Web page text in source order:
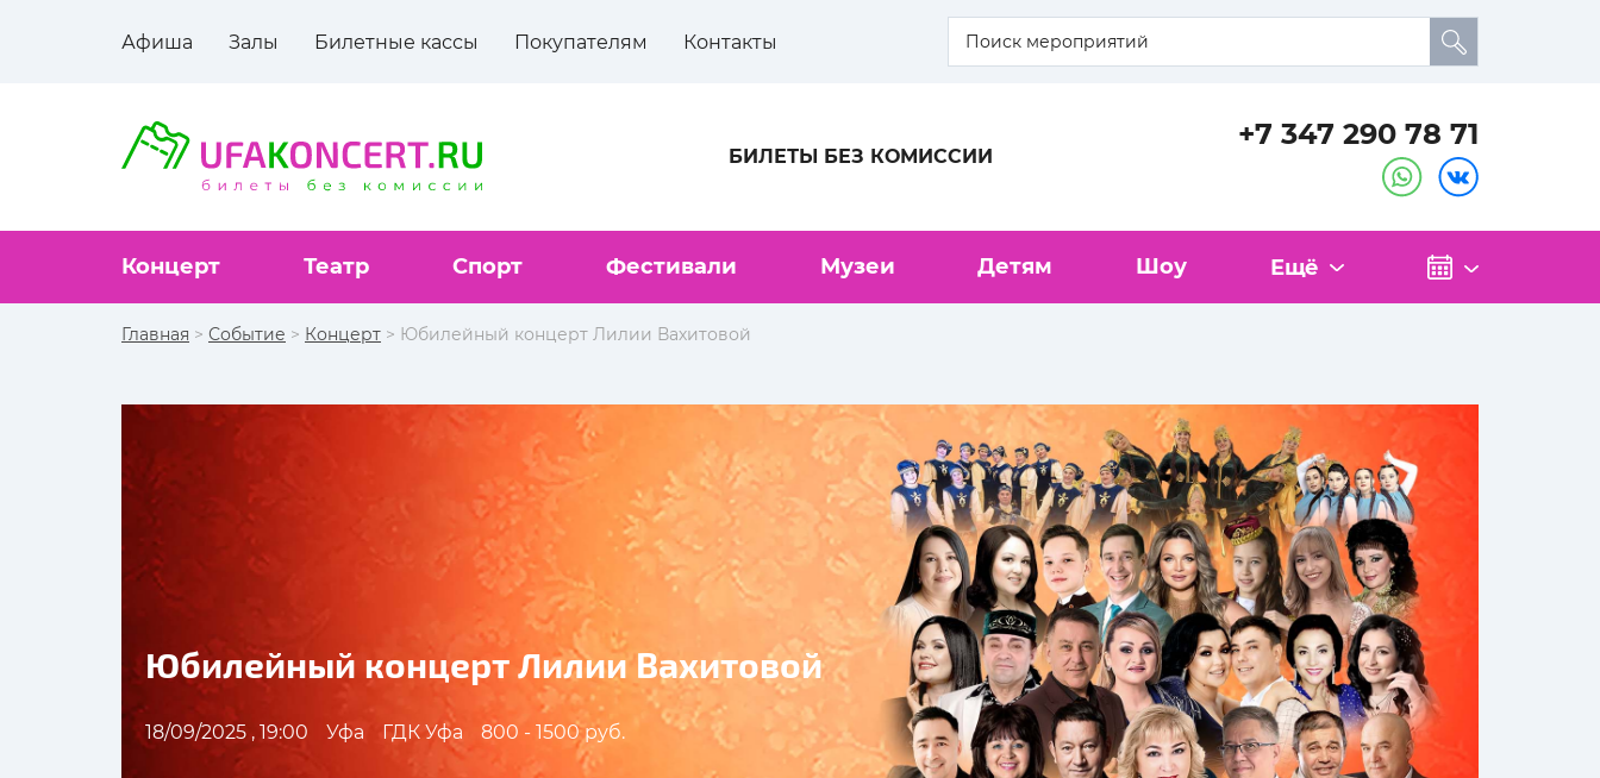
Афиша Залы Билетные кассы Покупателям Контакты
БИЛЕТЫ БЕЗ КОМИССИИ
+7 347 290 78 71
Концерт Театр Спорт Фестивали Музеи Детям Шоу Ещё
Главная > Событие > Концерт > Юбилейный концерт Лилии Вахитовой
Юбилейный концерт Лилии Вахитовой
18/09/2025 , 19:00 Уфа ГДК Уфа 800 - 1500 руб.